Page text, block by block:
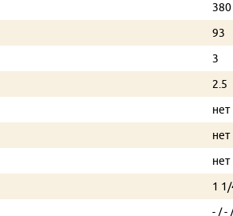
380
93
3
2.5
нет
нет
нет
1
- / -